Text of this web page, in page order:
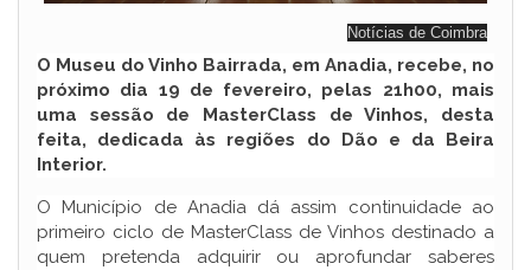
Notícias de Coimbra
O Museu do Vinho Bairrada, em Anadia, recebe, no
próximo dia 19 de fevereiro, pelas 21h00, mais
uma sessão de MasterClass de Vinhos, desta
feita, dedicada às regiões do Dão e da Beira
Interior.
O Município de Anadia dá assim continuidade ao
primeiro ciclo de MasterClass de Vinhos destinado a
quem pretenda adquirir ou aprofundar saberes